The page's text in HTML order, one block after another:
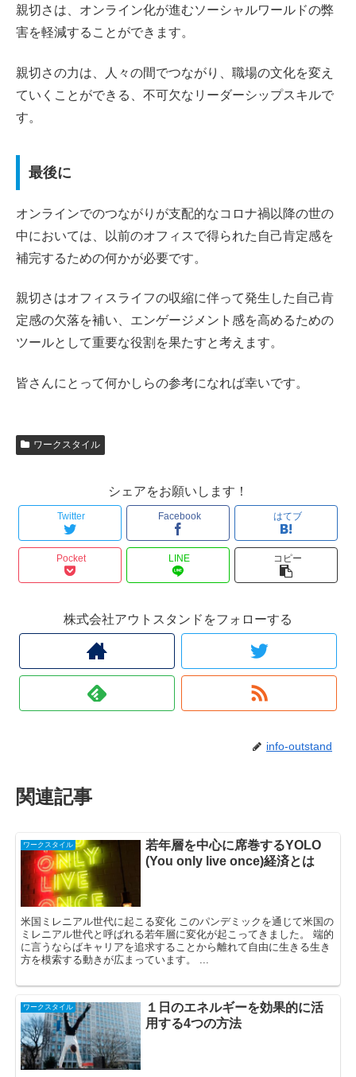
親切さは、オンライン化が進むソーシャルワールドの弊
害を軽減することができます。
親切さの力は、人々の間でつながり、職場の文化を変え
ていくことができる、不可欠なリーダーシップスキルで
す。
最後に
オンラインでのつながりが支配的なコロナ禍以降の世の
中においては、以前のオフィスで得られた自己肯定感を
補完するための何かが必要です。
親切さはオフィスライフの収縮に伴って発生した自己肯
定感の欠落を補い、エンゲージメント感を高めるための
ツールとして重要な役割を果たすと考えます。
皆さんにとって何かしらの参考になれば幸いです。
ワークスタイル
シェアをお願いします！
Twitter Facebook はてブ
Pocket LINE コピー
株式会社アウトスタンドをフォローする
info-outstand
関連記事
ワークスタイル
若年層を中心に席巻するYOLO
(You only live once)経済とは
米国ミレニアル世代に起こる変化 このパンデミックを通じて米国の
ミレニアル世代と呼ばれる若年層に変化が起こってきました。 端的
に言うならばキャリアを追求することから離れて自由に生きる生き
方を模索する動きが広まっています。 ...
ワークスタイル
１日のエネルギーを効果的に活
用する4つの方法